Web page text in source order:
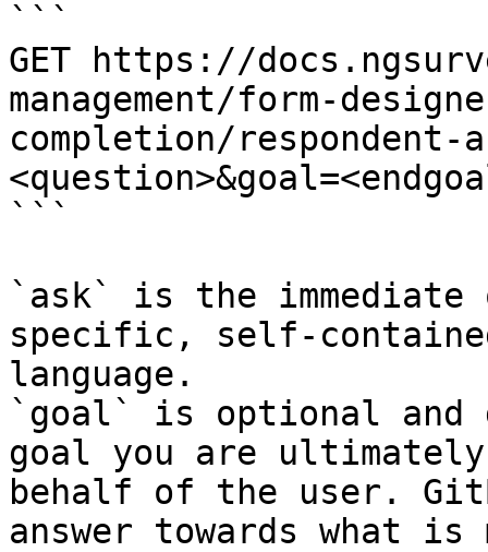
```
GET https://
management/form-
completion/respondent-
```
`ask` is the
specific, self-
language.
`goal` is optional and
goal you are
behalf of the user.
answer towards what